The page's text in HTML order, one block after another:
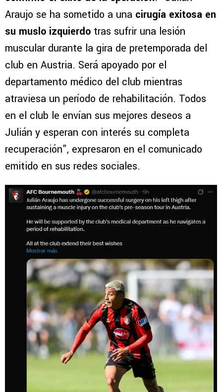
Araujo se ha sometido a una cirugía exitosa en
su muslo izquierdo tras sufrir una lesión
muscular durante la gira de pretemporada del
club en Austria. Será apoyado por el
departamento médico del club mientras
atraviesa un período de rehabilitación. Todos
en el club le envían sus mejores deseos a
Julián y esperan con interés su completa
recuperación”, expresaron en el comunicado
emitido en sus redes sociales.